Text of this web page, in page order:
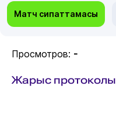
Матч сипаттамасы
Просмотров: -
Жарыс протоколы